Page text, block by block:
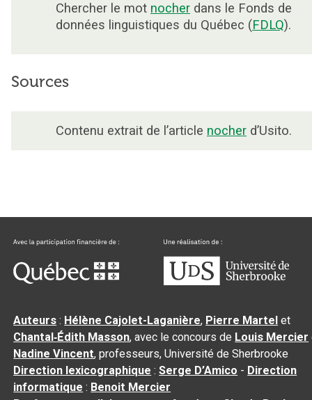
Chercher le mot nocher dans le Fonds de
données linguistiques du Québec (FDLQ).
Sources
Contenu extrait de l’article nocher d’Usito.
Auteurs : Hélène Cajolet-Laganière, Pierre Martel et
Chantal‑Édith Masson, avec le concours de Louis Mercier
Nadine Vincent, professeurs, Université de Sherbrooke
Direction lexicographique :Serge D’Amico - Direction
informatique : Benoit Mercier